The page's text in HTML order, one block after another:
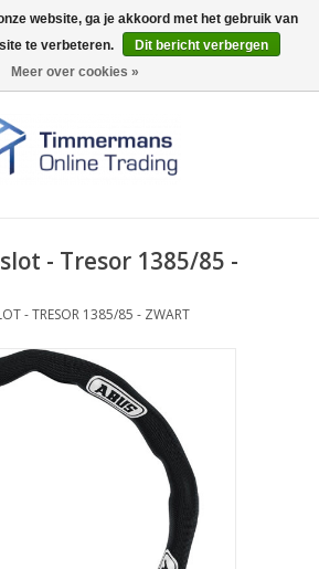
0 Artikelen - €0,00
- Tresor 1385/85 -
- TRESOR 1385/85 - ZWART
website, ga je akkoord met het gebruik van
te verbeteren.
Dit bericht verbergen
Meer over cookies »